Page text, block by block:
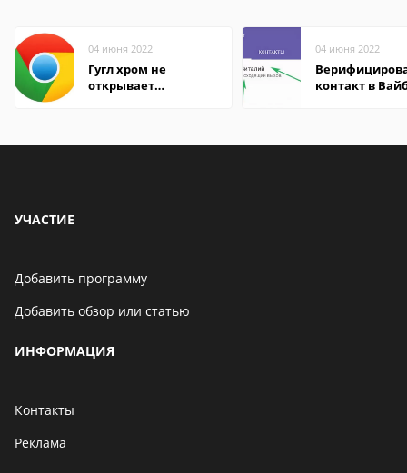
04 июня 2022
Гугл хром не
открывает
04 июня 2022
контакт в
УЧАСТИЕ
Добавить программу
Добавить обзор или статью
ИНФОРМАЦИЯ
Контакты
Реклама